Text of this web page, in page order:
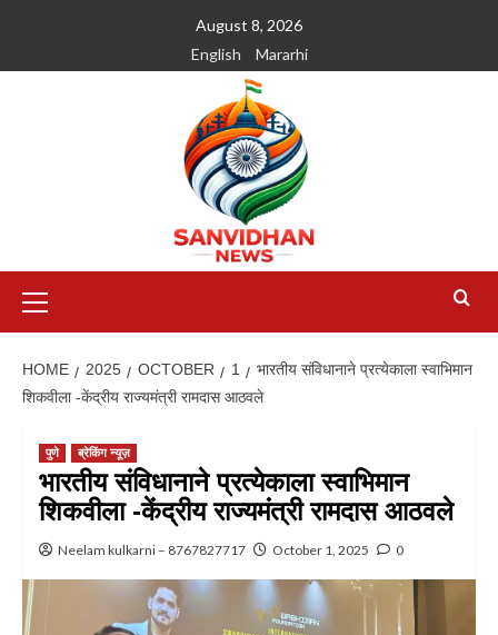
August 8, 2026
English
Mararhi
HOME 2025 OCTOBER 1
भारतीय संविधानाने प्रत्येकाला स्वाभिमान
शिकवीला -केंद्रीय राज्यमंत्री रामदास आठवले
पुणे ब्रेकिंग न्यूज़
भारतीय संविधानाने प्रत्येकाला स्वाभिमान
शिकवीला -केंद्रीय राज्यमंत्री रामदास आठवले
Neelam kulkarni – 8767827717 October 1, 2025 0